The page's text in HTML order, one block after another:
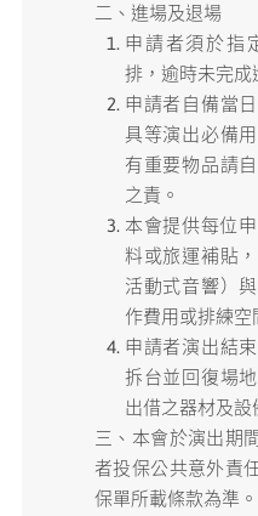
二、進場及退場
申請者須於指
排，逾時未完成
申請者自備當
具等演出必備
有重要物品請
之責。
本會提供每位
料或旅運補貼
活動式音響）
作費用或排練空
申請者演出結
拆台並回復場
出借之器材及設
三、本會於演出期
者投保公共意外責
保單所載條款為準。